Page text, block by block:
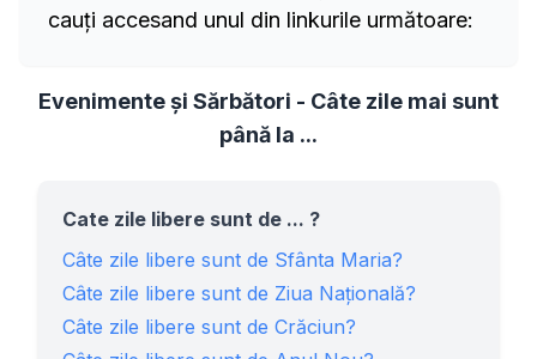
cauți accesand unul din linkurile următoare:
Evenimente și Sărbători - Câte zile mai sunt
până la ...
Cate zile libere sunt de ... ?
Câte zile libere sunt de Sfânta Maria?
Câte zile libere sunt de Ziua Națională?
Câte zile libere sunt de Crăciun?